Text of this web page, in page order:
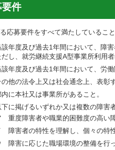
要件
応募要件をすべて満たしていること
該年度及び過去1年間において、障
だし、就労継続支援A型事業所利用
該年度及び過去1年間において、労
の他の法令上又は社会通念上、表彰
に本社又は事業所があること。
下に掲げるいずれか又は複数の障害
重度障害者や職業的困難度の高い
障害者の特性を理解し、個々の特
障害に応じた職場環境の整備を行